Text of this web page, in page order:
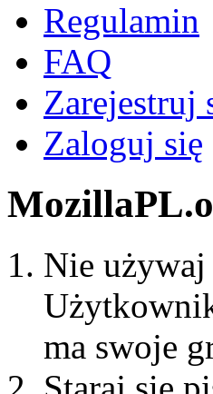
Regulamin
FAQ
Zarejestruj
Zaloguj się
Nie
ma swoje